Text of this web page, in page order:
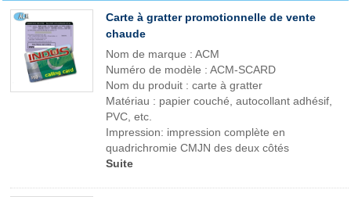
Carte à gratter promotionnelle de vente
chaude
Nom de marque : ACM
Numéro de modèle : ACM-SCARD
Nom du produit : carte à gratter
Matériau : papier couché, autocollant adhésif,
PVC, etc.
Impression: impression complète en
quadrichromie CMJN des deux côtés
Suite